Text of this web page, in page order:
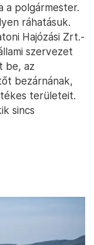
a polgármester.
ráhatásuk.
Hajózási Zrt.-
szervezet
be, az
bezárnának,
területeit.
sincs